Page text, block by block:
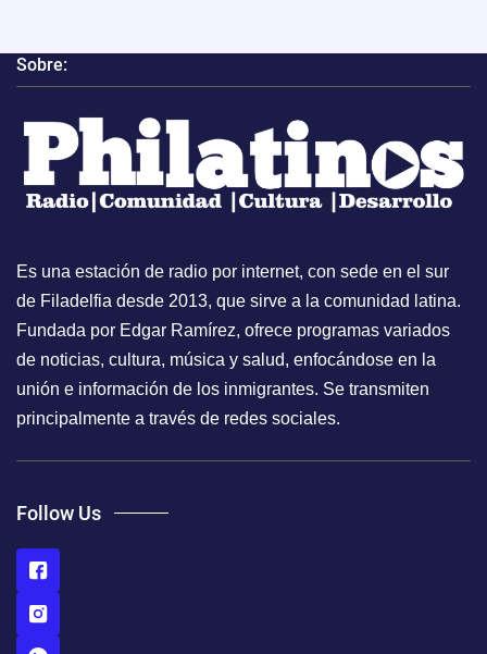
Sobre:
Es una estación de radio por internet, con sede en el sur
de Filadelfia desde 2013, que sirve a la comunidad latina.
Fundada por Edgar Ramírez, ofrece programas variados
de noticias, cultura, música y salud, enfocándose en la
unión e información de los inmigrantes. Se transmiten
principalmente a través de redes sociales.
Follow Us